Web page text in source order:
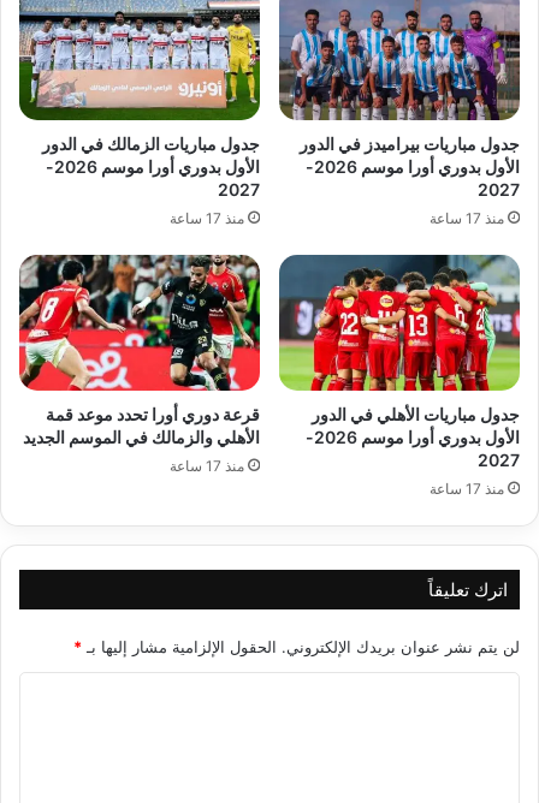
جدول مباريات بيراميدز في الدور
الأول بدوري أورا موسم 2026-
2027
منذ 17 ساعة
جدول مباريات الزمالك في الدور
الأول بدوري أورا موسم 2026-
2027
منذ 17 ساعة
جدول مباريات الأهلي في الدور
الأول بدوري أورا موسم 2026-
2027
منذ 17 ساعة
قرعة دوري أورا تحدد موعد قمة
الأهلي والزمالك في الموسم الجديد
منذ 17 ساعة
اترك تعليقاً
لن يتم نشر عنوان بريدك الإلكتروني. الحقول الإلزامية مشار إليها بـ *